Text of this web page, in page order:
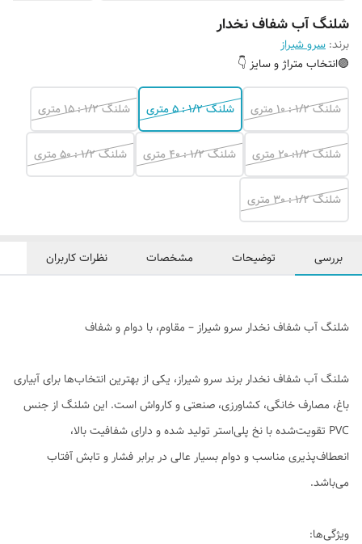
شلنگ آب شفاف نخدار
برند: سرو شیراز
🟣انتخاب متراژ و سایز 👇
شلنگ ۱/۲ : ۱۰ متری شلنگ ۱/۲ : ۵ متری شلنگ ۱/۲ : ۱۵ متری
شلنگ ۱/۲: ۲۰ متری شلنگ ۱/۲ : ۴۰ متری شلنگ ۱/۲ : ۵۰ متری
شلنگ ۱/۲ : 3۰ متری
بررسی توضیحات مشخصات نظرات کاربران
شلنگ آب شفاف نخدار سرو شیراز – مقاوم، با دوام و شفاف
شلنگ آب شفاف نخدار برند سرو شیراز، یکی از بهترین انتخاب‌ها برای آبیاری
باغ، مصارف خانگی، کشاورزی، صنعتی و کارواش است. این شلنگ از جنس
PVC تقویت‌شده با نخ پلی‌استر تولید شده و دارای شفافیت بالا،
انعطاف‌پذیری مناسب و دوام بسیار عالی در برابر فشار و تابش آفتاب
می‌باشد.
ویژگی‌ها: